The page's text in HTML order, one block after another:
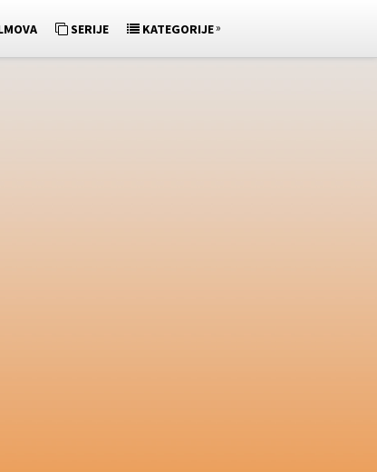
SERIJE KATEGORIJE»